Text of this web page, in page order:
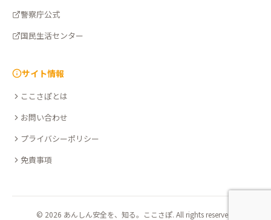
警察庁公式
国民生活センター
サイト情報
ここさぽとは
お問い合わせ
プライバシーポリシー
免責事項
© 2026 あんしん安全を、知る。ここさぽ. All rights reserved.